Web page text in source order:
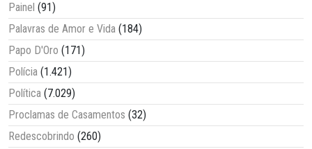
Painel (91)
Palavras de Amor e Vida (184)
Papo D'Oro (171)
Polícia (1.421)
Política (7.029)
Proclamas de Casamentos (32)
Redescobrindo (260)